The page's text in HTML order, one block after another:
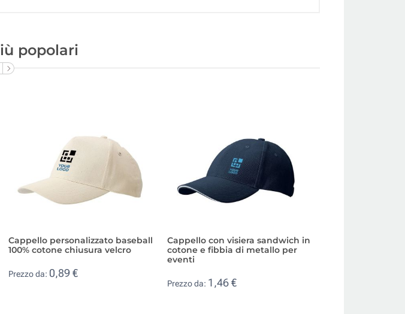
popolari
Cappello personalizzato baseball
100% cotone chiusura velcro
Prezzo da: 0,89 €
Cappello con visiera sandwich in
cotone e fibbia di metallo per
eventi
Prezzo da: 1,46 €